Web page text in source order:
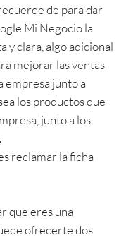
de para dar
Mi Negocio la
y clara, algo adicional
mejorar las ventas
empresa junto a
los productos que
junto a los
reclamar la ficha
que eres una
ofrecerte dos